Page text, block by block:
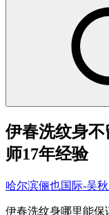
伊春洗纹身
师17年经验
哈尔滨俪也国际-吴
伊春洗纹身哪里能保